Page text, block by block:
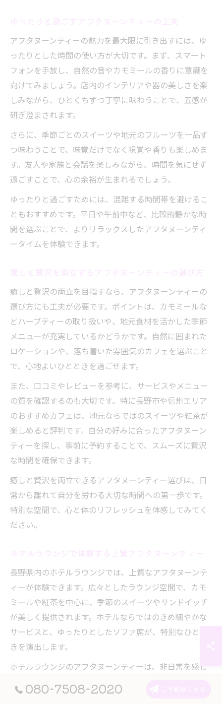
アフタヌーンティーの魅力を最大限に引き出すには、ゆ
ったりとした時間の使い方が大切です。まず、スマート
フォンを手放し、自然の音やカモミールの香りに意識を
向けてみましょう。店内のインテリアや器の美しさを楽
しみながら、ひとくちずつ丁寧に味わうことで、五感が
研ぎ澄まされます。
さらに、季節ごとのスイーツや地元のフルーツを一品ず
つ味わうことで、味覚だけでなく視覚や香りも楽しめま
す。友人や家族と会話を楽しみながら、時間を気にせず
過ごすことで、心の余裕が生まれるでしょう。
ゆったりと過ごすためには、混雑する時間帯を避けるこ
ともおすすめです。平日や午前中など、比較的静かな時
間を選ぶことで、よりリラックスしたアフタヌーンティ
ータイムを体験できます。
癒しと贅沢の両立を目指すなら、アフタヌーンティーの
選び方にも工夫が必要です。ポイントは、カモミールな
どハーブティーの取り扱いや、地元食材を活かした季節
メニューが充実しているかどうかです。自然に囲まれた
ロケーションや、落ち着いた雰囲気のカフェを選ぶこと
で、心地よいひとときを過ごせます。
また、口コミやレビューを参考に、サービスやメニュー
の質を確認するのも大切です。特に長野市や信州エリア
のおすすめカフェは、地元ならではのスイーツや紅茶が
楽しめると評判です。自分の好みに合ったアフタヌーン
ティーを探し、事前に予約することで、スムーズに贅沢
な時間を確保できます。
癒しと贅沢を両立できるアフタヌーンティー選びは、日
常から離れて自分を労わる大切な時間への第一歩です。
特別な空間で、心と体のリフレッシュを体感してみてく
ださい。
長野県内のホテルラウンジでは、上質なアフタヌーンテ
ィーが体験できます。広々としたラウンジ空間で、カモ
ミールや紅茶を中心に、季節のスイーツやサンドイッチ
が美しく提供されます。ホテルならではのきめ細やかな
サービスと、ゆったりとしたソファ席が、特別なひとと
きを演出します。
ホテルラウンジのアフタヌーンティーは、非日常を感じ
野市のホテルでは、地元産のフルーツや信州産の食材を
080-7508-2020